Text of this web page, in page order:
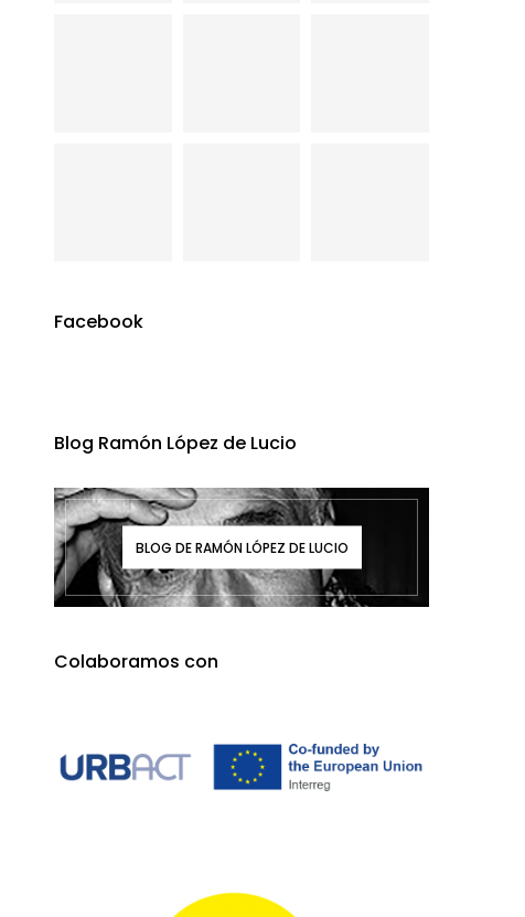
Facebook
Blog Ramón López de Lucio
BLOG DE RAMÓN LÓPEZ DE LUCIO
Colaboramos con